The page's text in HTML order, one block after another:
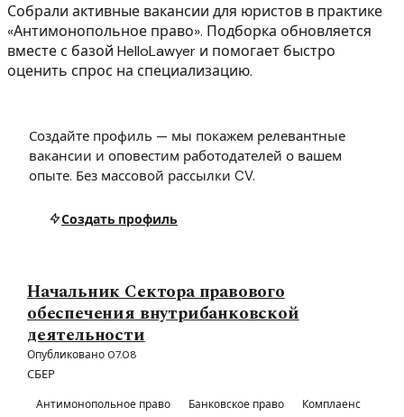
Собрали активные вакансии для юристов в практике
«Антимонопольное право». Подборка обновляется
вместе с базой HelloLawyer и помогает быстро
оценить спрос на специализацию.
Создайте профиль — мы покажем релевантные
вакансии и оповестим работодателей о вашем
опыте. Без массовой рассылки CV.
Создать профиль
Начальник Сектора правового
обеспечения внутрибанковской
деятельности
Опубликовано 07.08
СБЕР
Антимонопольное право Банковское право
Комплаенс